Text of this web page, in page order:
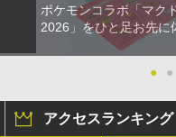
ポケモンコラボ「マク
2026」をひと足お先に
● ●
アクセスランキング